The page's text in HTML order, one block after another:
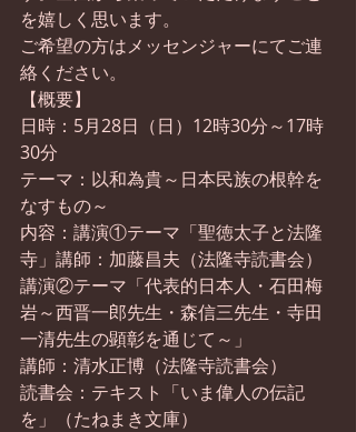
を嬉しく思います。
ご希望の方はメッセンジャーにてご連
絡ください。
【概要】
日時：5月28日（日）12時30分～17時
30分
テーマ：以和為貴～日本民族の根幹を
なすもの～
内容：講演①テーマ「聖徳太子と法隆
寺」講師：加藤昌夫（法隆寺読書会）
講演②テーマ「代表的日本人・石田梅
岩～西晋一郎先生・森信三先生・寺田
一清先生の顕彰を通じて～」
講師：清水正博（法隆寺読書会）
読書会：テキスト「いま偉人の伝記
を」（たねまき文庫）